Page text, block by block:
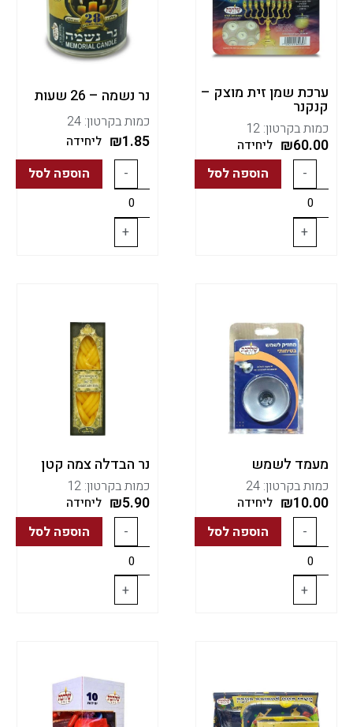
ערכת שמן זית מוצק –
קנקנר
כמות בקרטון: 12
₪60.00 ליחידה
-
+
הוספה לסל
נר נשמה – 26 שעות
כמות בקרטון: 24
₪1.85 ליחידה
-
+
הוספה לסל
מעמד לשמש
כמות בקרטון: 24
₪10.00 ליחידה
-
+
הוספה לסל
נר הבדלה צמה קטן
כמות בקרטון: 12
₪5.90 ליחידה
-
+
הוספה לסל